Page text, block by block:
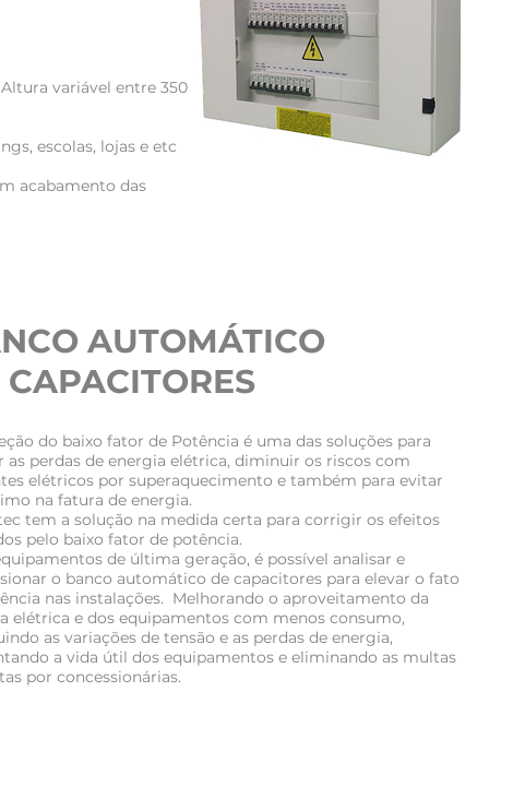
variável entre 350
escolas, lojas e etc
acabamento das
AUTOMÁTICO
CAPACITORES
do baixo fator de Potência é uma das soluções para
as perdas de energia elétrica, diminuir os riscos com
elétricos por superaquecimento e também para evitar
na fatura de energia.
tem a solução na medida certa para corrigir os efeitos
pelo baixo fator de potência.
de última geração, é possível analisar e
o banco automático de capacitores para elevar o fato
nas instalações. Melhorando o aproveitamento da
elétrica e dos equipamentos com menos consumo,
as variações de tensão e as perdas de energia,
a vida útil dos equipamentos e eliminando as multas
por concessionárias.